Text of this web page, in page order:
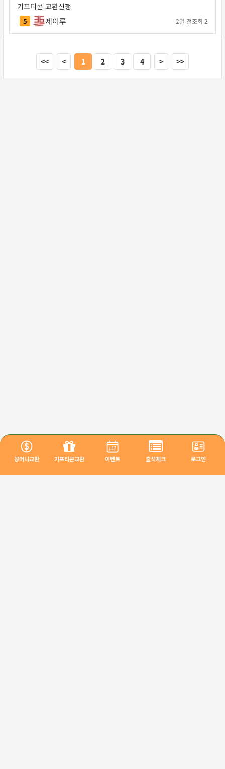
기프티콘 교환신청
5 제이루 2일 전조회 2
<< < 1 2 3 4 > >>
꽁머니교환 기프티콘교환 이벤트 출석체크 로그인